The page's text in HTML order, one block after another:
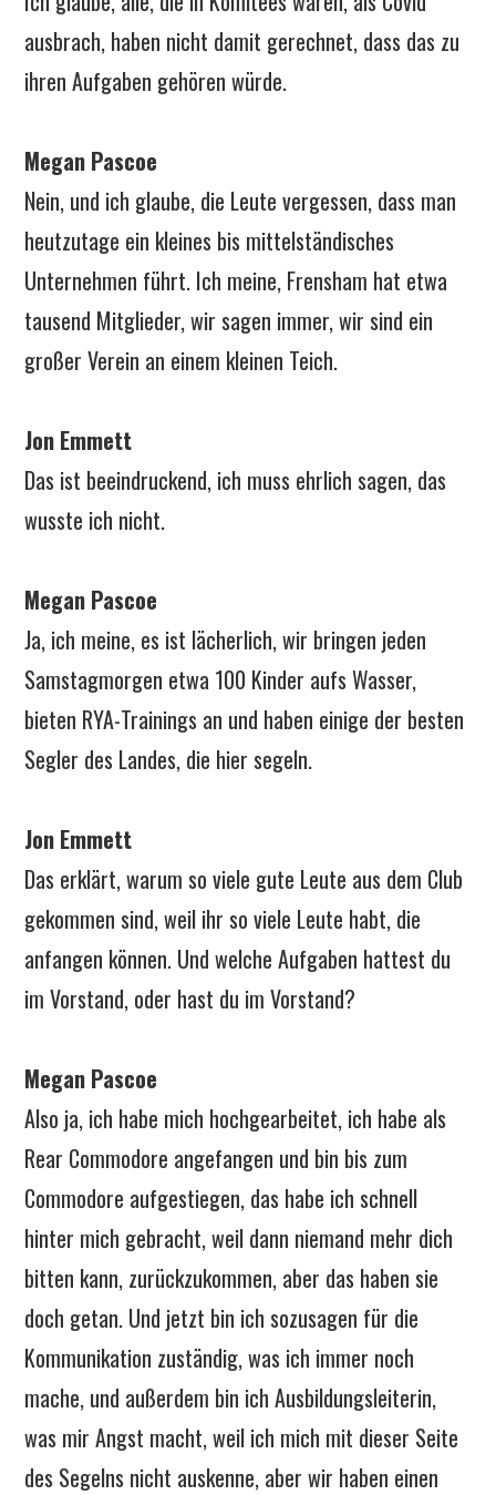
ausbrach, haben nicht damit gerechnet, dass das zu
ihren Aufgaben gehören würde.
Megan Pascoe
Nein, und ich glaube, die Leute vergessen, dass man
heutzutage ein kleines bis mittelständisches
Unternehmen führt. Ich meine, Frensham hat etwa
tausend Mitglieder, wir sagen immer, wir sind ein
großer Verein an einem kleinen Teich.
Jon Emmett
Das ist beeindruckend, ich muss ehrlich sagen, das
wusste ich nicht.
Megan Pascoe
Ja, ich meine, es ist lächerlich, wir bringen jeden
Samstagmorgen etwa 100 Kinder aufs Wasser,
bieten RYA-Trainings an und haben einige der besten
Segler des Landes, die hier segeln.
Jon Emmett
Das erklärt, warum so viele gute Leute aus dem Club
gekommen sind, weil ihr so viele Leute habt, die
anfangen können. Und welche Aufgaben hattest du
im Vorstand, oder hast du im Vorstand?
Megan Pascoe
Also ja, ich habe mich hochgearbeitet, ich habe als
Rear Commodore angefangen und bin bis zum
Commodore aufgestiegen, das habe ich schnell
hinter mich gebracht, weil dann niemand mehr dich
bitten kann, zurückzukommen, aber das haben sie
doch getan. Und jetzt bin ich sozusagen für die
Kommunikation zuständig, was ich immer noch
mache, und außerdem bin ich Ausbildungsleiterin,
was mir Angst macht, weil ich mich mit dieser Seite
des Segelns nicht auskenne, aber wir haben einen